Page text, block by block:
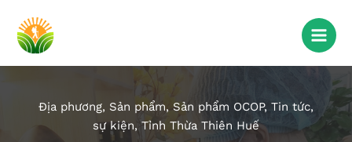
Địa phương, Sản phẩm, Sản phẩm OCOP, Tin tức,
sự kiện, Tỉnh Thừa Thiên Huế